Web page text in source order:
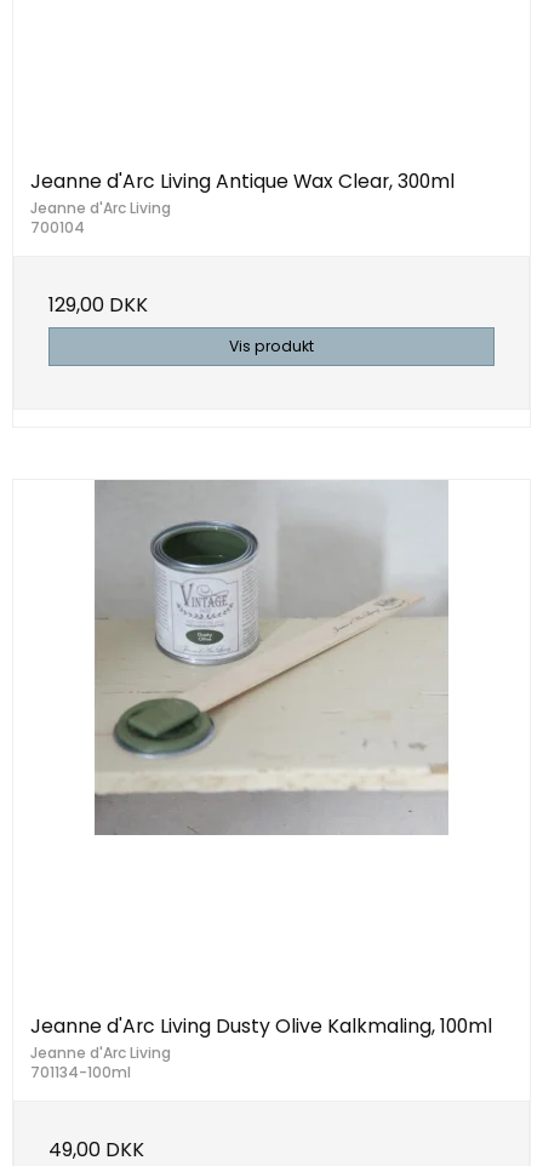
Jeanne d'Arc Living Antique Wax Clear, 300ml
Jeanne d'Arc Living
700104
129,00 DKK
Vis produkt
Jeanne d'Arc Living Dusty Olive Kalkmaling, 100ml
Jeanne d'Arc Living
701134-100ml
49,00 DKK